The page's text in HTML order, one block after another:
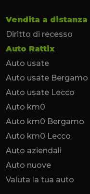
Vendita a distanza
Diritto di recesso
Auto Rattix
Auto usate
Auto usate Bergamo
Auto usate Lecco
Auto km0
Auto km0 Bergamo
Auto km0 Lecco
Auto aziendali
Auto nuove
Valuta la tua auto